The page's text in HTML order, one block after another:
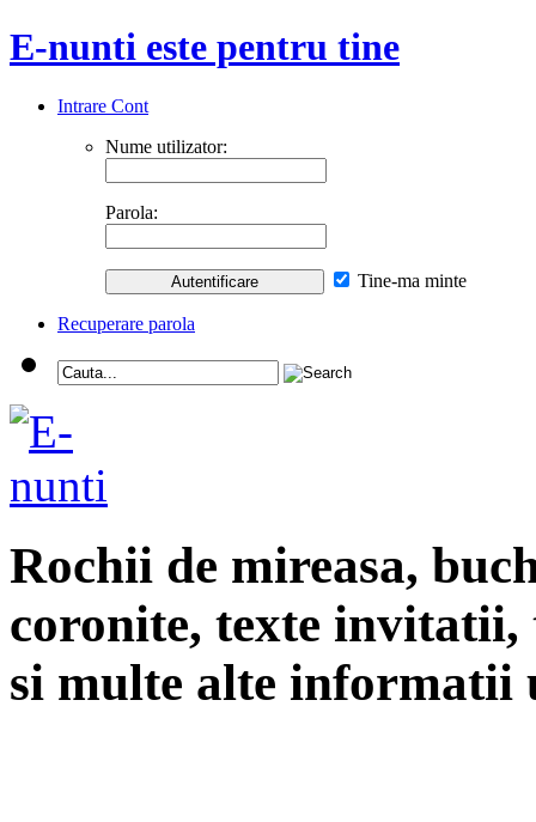
E-nunti este pentru tine
Intrare Cont
Nume utilizator:
Parola:
Tine-ma minte
Recuperare parola
Rochii de mireasa,
coronite, texte
si multe alte informatii